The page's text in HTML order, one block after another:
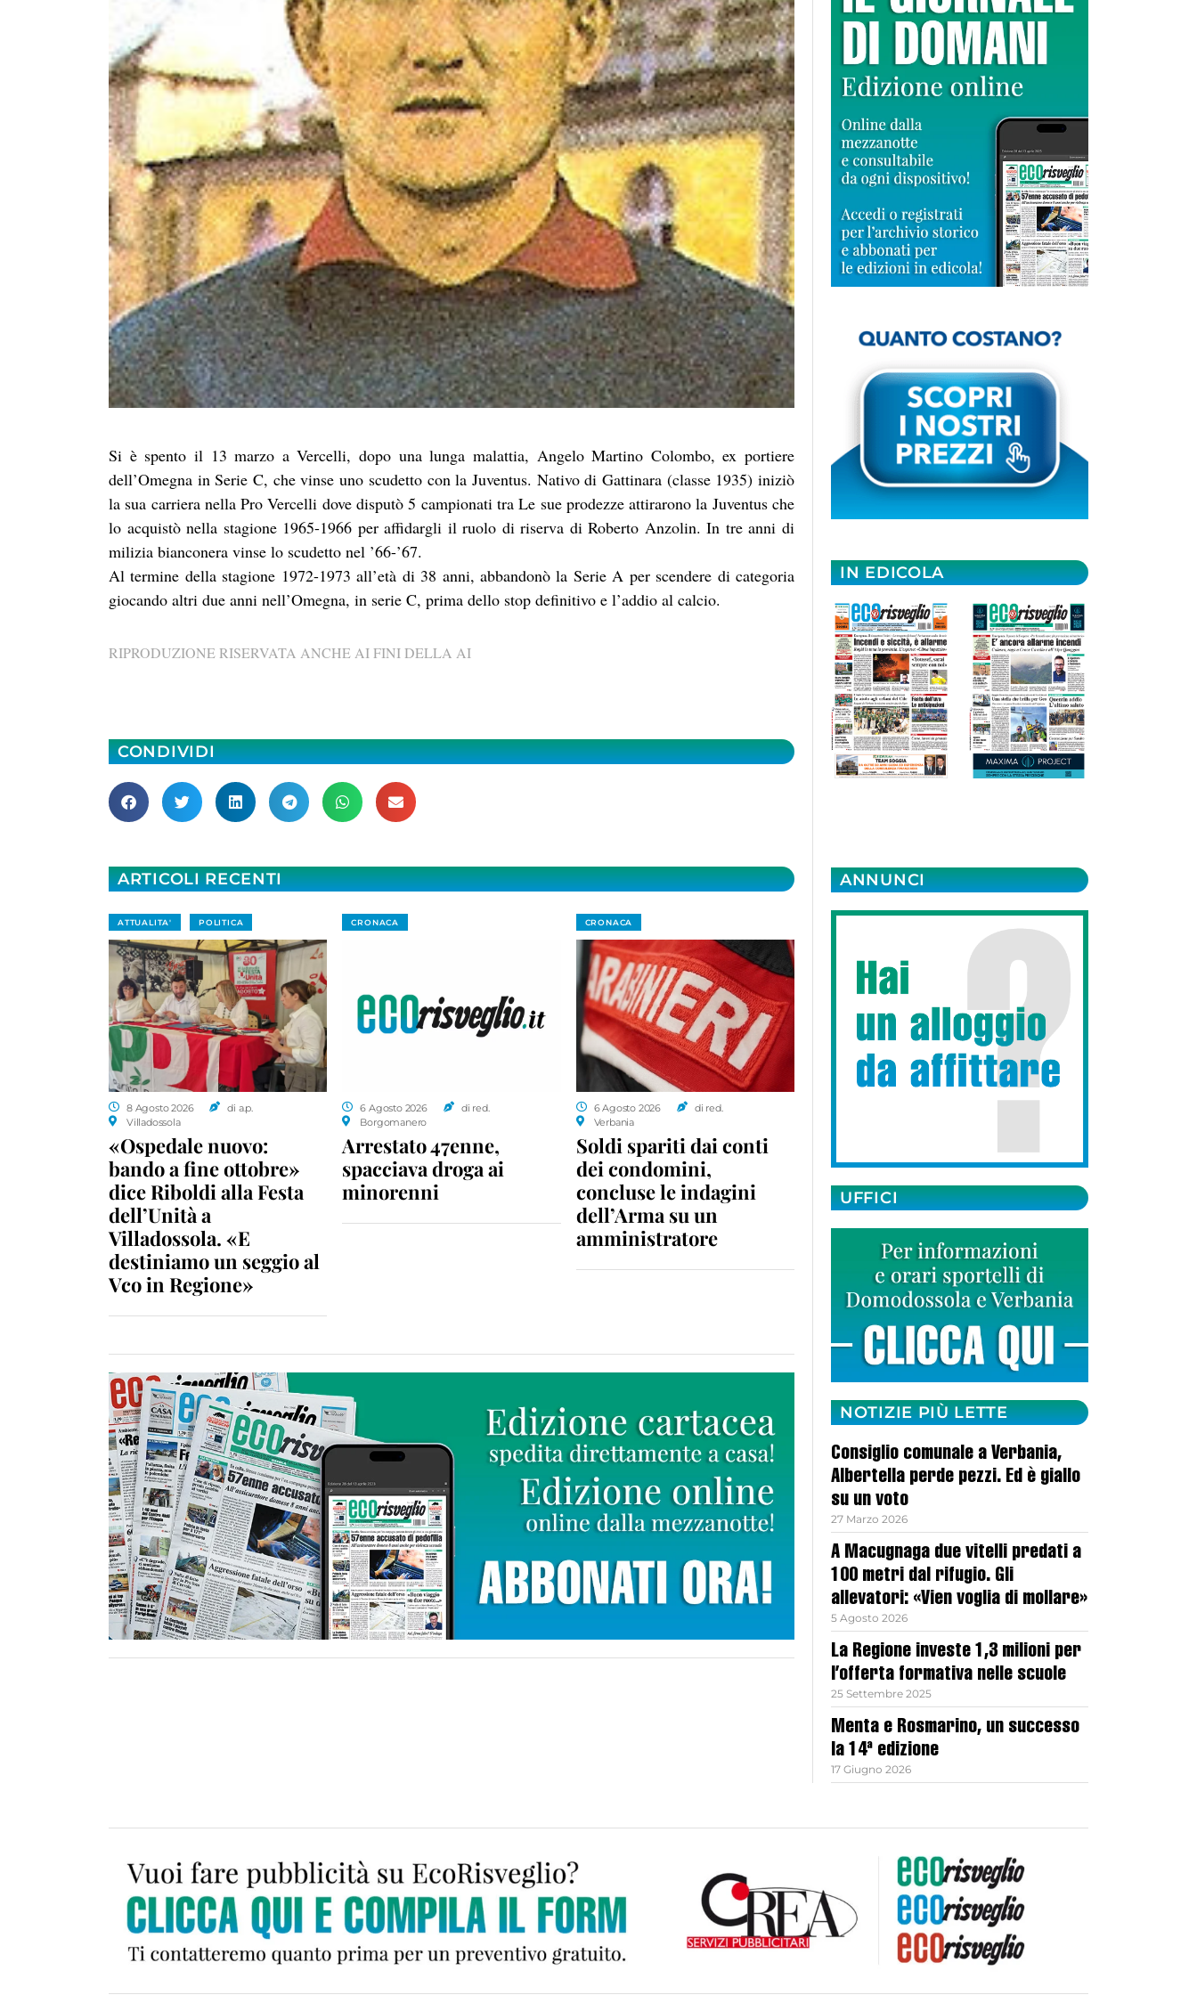
Si è spento il 13 marzo a Vercelli, dopo una lunga malattia, Angelo Martino Colombo, ex portiere
dell’Omegna in Serie C, che vinse uno scudetto con la Juventus. Nativo di Gattinara (classe 1935) iniziò
la sua carriera nella Pro Vercelli dove disputò 5 campionati tra Le sue prodezze attirarono la Juventus che
lo acquistò nella stagione 1965-1966 per affidargli il ruolo di riserva di Roberto Anzolin. In tre anni di
milizia bianconera vinse lo scudetto nel ’66-’67.
Al termine della stagione 1972-1973 all’età di 38 anni, abbandonò la Serie A per scendere di categoria
giocando altri due anni nell’Omegna, in serie C, prima dello stop definitivo e l’addio al calcio.
RIPRODUZIONE RISERVATA ANCHE AI FINI DELLA AI
CONDIVIDI
ARTICOLI RECENTI
ATTUALITA' POLITICA
8 Agosto 2026
di a.p.
Villadossola
«Ospedale nuovo:
bando a fine ottobre»
dice Riboldi alla Festa
dell’Unità a
Villadossola. «E
destiniamo un seggio al
Vco in Regione»
CRONACA
6 Agosto 2026
di red.
Borgomanero
Arrestato 47enne,
spacciava droga ai
minorenni
CRONACA
6 Agosto 2026
di red.
Verbania
Soldi spariti dai conti
dei condomini,
concluse le indagini
dell’Arma su un
amministratore
IN EDICOLA
ANNUNCI
UFFICI
NOTIZIE PIÙ LETTE
Consiglio comunale a Verbania,
Albertella perde pezzi. Ed è giallo
su un voto
27 Marzo 2026
A Macugnaga due vitelli predati a
100 metri dal rifugio. Gli
allevatori: «Vien voglia di mollare»
5 Agosto 2026
La Regione investe 1,3 milioni per
l’offerta formativa nelle scuole
25 Settembre 2025
Menta e Rosmarino, un successo
la 14ª edizione
17 Giugno 2026